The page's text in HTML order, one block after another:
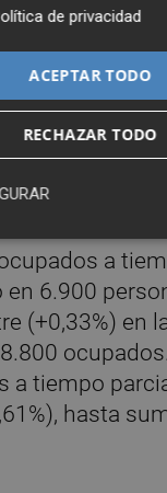
Valenciana
que generó
más,
Por su
nuevos
que en el
a
6.900
(+0,33%) en
a tiempo
hasta
de privacidad
ACEPTAR TODO
RECHAZAR TODO